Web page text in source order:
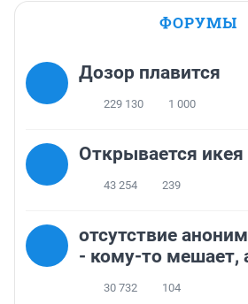
ФОРУМЫ
Дозор плавится
229 130 1 000
Открывается
43 254 239
отсутствие
- кому-то мешает,
30 732 104